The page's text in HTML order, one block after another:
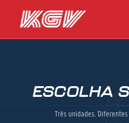
ESCOLHA
Três unidades.